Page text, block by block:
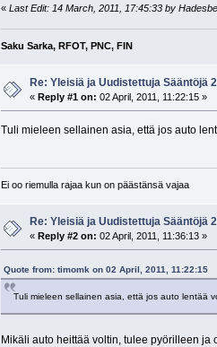
« Last Edit: 14 March, 2011, 17:45:33 by
Saku Sarka, RFOT, PNC, FIN
Re: Yleisiä ja Uudistettuja Sääntöjä
«Reply #1 on: 02 April, 2011, 11:22:15 »
Tuli mieleen sellainen asia, että jos auto
Ei oo riemulla rajaa kun on päästänsä vajaa
Re: Yleisiä ja Uudistettuja Sääntöjä
«Reply #2 on: 02 April, 2011, 11:36:13 »
Quote from: timomk on 02 April, 2011, 11:22:15
Tuli mieleen sellainen asia, että jos auto lentää
Mikäli auto heittää voltin, tulee pyörilleen